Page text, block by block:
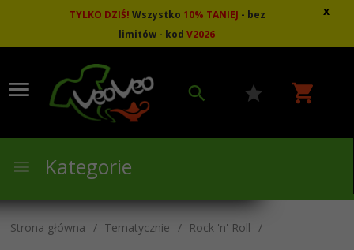
TYLKO DZIŚ! Wszystko10% TANIEJ - bez
limitów - kod V2026
x
Kategorie
Strona główna Tematycznie Rock 'n' Roll